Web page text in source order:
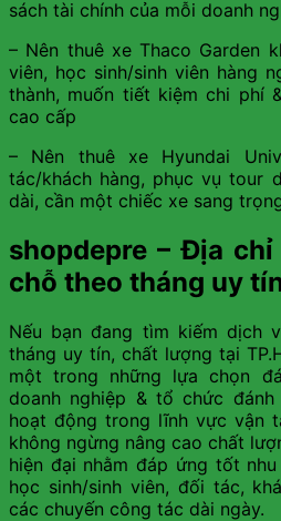
sách tài chính của mỗi doanh
– Nên thuê xe Thaco Garden
viên, học sinh/sinh viên hàng
thành, muốn tiết kiệm chi phí
cao cấp
– Nên thuê xe Hyundai
tác/khách hàng, phục vụ tour
dài, cần một chiếc xe sang
shopdepre – Địa
chỗ theo tháng uy
Nếu bạn đang tìm kiếm dịch
tháng uy tín, chất lượng tại
một trong những lựa chọn
doanh nghiệp & tổ chức
hoạt động trong lĩnh vực vận
không ngừng nâng cao chất
hiện đại nhằm đáp ứng tốt
học sinh/sinh viên, đối tác,
các chuyến công tác dài ngày.